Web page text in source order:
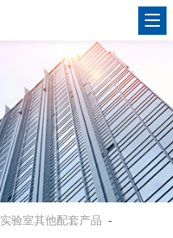
实验室其他配套产品 -